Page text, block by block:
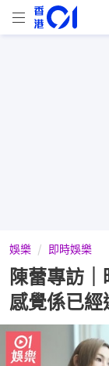
娛樂 即時娛樂
陳蕾專訪
感覺係已經